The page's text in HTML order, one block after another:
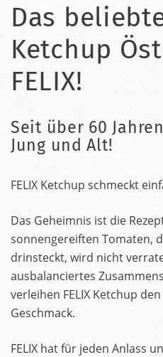
Das
Ketchup
FELIX!
Seit über 60
Jung und Alt!
FELIX Ketchup schmeckt
Das Geheimnis ist die
sonnengereiften Tomaten,
drinsteckt, wird nicht
ausbalanciertes
verleihen FELIX Ketchup
Geschmack.
FELIX hat für jeden Anlass